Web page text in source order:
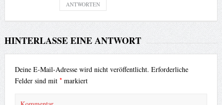
ANTWORTEN
HINTERLASSE EINE ANTWORT
Deine E-Mail-Adresse wird nicht veröffentlicht. Erforderliche
Felder sind mit *markiert